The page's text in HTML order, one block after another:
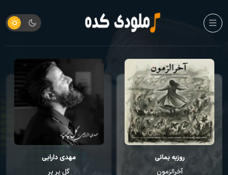
روزبه بمانی
آخرالزمون
مهدی دارابی
گل پر پر